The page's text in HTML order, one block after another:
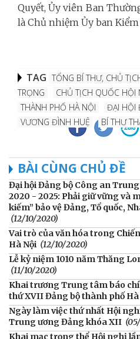
Quyết, Ủy viên Ban
là Chủ nhiệm Ủy ban
TAG TỔNG BÍ THƯ, CHỦ
TRỌNG
CHỦ TỊCH QUỐC HỘI
THÀNH PHỐ HÀ NỘI
ĐẠI HỘI
VƯƠNG ĐÌNH HUỆ
BÍ THƯ
BÀI CÙNG CHỦ ĐỀ
Đại hội Đảng bộ Công an
2020 - 2025: Phải giữ vững và
kiếm” bảo vệ Đảng, Tổ quốc,
(12/10/2020)
Vai trò của văn hóa trong
Hà Nội (12/10/2020)
Lễ kỷ niệm 1010 năm Thăng
(11/10/2020)
Khai trương Trung tâm báo chí
thứ XVII Đảng bộ thành phố Hà
Ngày làm việc thứ nhất Hội
Trung ương Đảng khóa XII